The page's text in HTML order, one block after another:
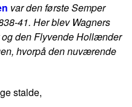
var den første Semper
41. Her blev Wagners
den Flyvende Hollænder
hvorpå den nuværende
stalde,